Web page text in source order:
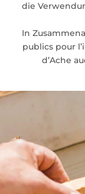
die
In
publics pour
d’Ache